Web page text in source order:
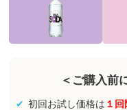
＜ご購入前
初回お試し価格は １